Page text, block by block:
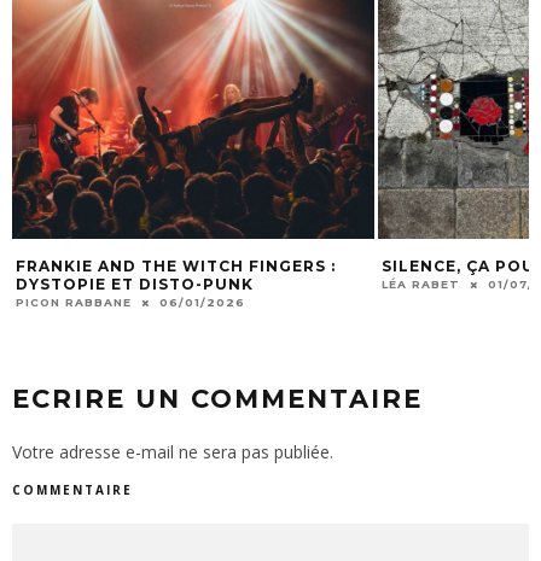
FRANKIE AND THE WITCH FINGERS :
DYSTOPIE ET DISTO-PUNK
PICON RABBANE 06/01/2026
SILENCE, ÇA
LÉA RABET 01/07/
ECRIRE UN COMMENTAIRE
Votre adresse e-mail ne sera pas publiée.
COMMENTAIRE